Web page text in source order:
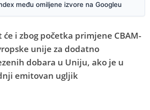
među omiljene izvore na Googleu
i zbog početka primjene CBAM-
unije za dodatno
dobara u Uniju, ako je u
emitovan ugljik